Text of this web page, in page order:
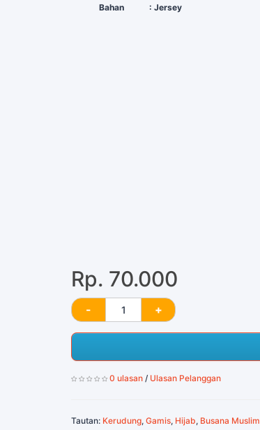
Bahan
: Jersey
Rp. 70.000
0 ulasan / Ulasan Pelanggan
Tautan: Kerudung, Gamis, Hijab, Busana Muslim